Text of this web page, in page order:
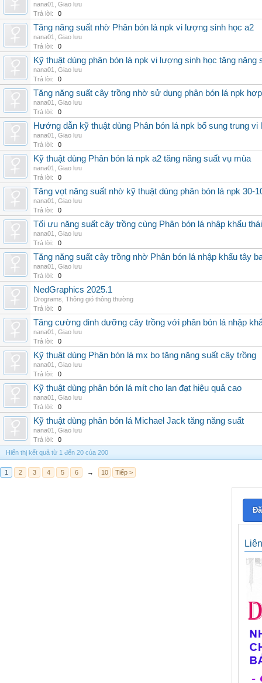
nana01
Giao lưu
Trả lời:
0
Tăng năng suất nhờ Phân bón lá npk vi lượng sinh học a2
nana01
Giao lưu
Trả lời:
0
Kỹ thuật dùng phân bón lá npk vi lượng sinh học tăng năng
nana01
Giao lưu
Trả lời:
0
Tăng năng suất cây trồng nhờ sử dụng phân bón lá npk
nana01
Giao lưu
Trả lời:
0
Hướng dẫn kỹ thuật dùng Phân bón lá npk bổ sung trung vi
nana01
Giao lưu
Trả lời:
0
Kỹ thuật dùng Phân bón lá npk a2 tăng năng suất vụ mùa
nana01
Giao lưu
Trả lời:
0
Tăng vọt năng suất nhờ kỹ thuật dùng phân bón lá npk 30-
nana01
Giao lưu
Trả lời:
0
Tối ưu năng suất cây trồng cùng Phân bón lá nhập khẩu
nana01
Giao lưu
Trả lời:
0
Tăng năng suất cây trồng nhờ Phân bón lá nhập khẩu tây
nana01
Giao lưu
Trả lời:
0
NedGraphics 2025.1
Drograms Thông gió thông thường
Trả lời:
0
Tăng cường dinh dưỡng cây trồng với phân bón lá nhập
nana01
Giao lưu
Trả lời:
0
Kỹ thuật dùng Phân bón lá mx bo tăng năng suất cây trồng
nana01
Giao lưu
Trả lời:
0
Kỹ thuật dùng phân bón lá mít cho lan đạt hiệu quả cao
nana01
Giao lưu
Trả lời:
0
Kỹ thuật dùng phân bón lá Michael Jack tăng năng suất
nana01
Giao lưu
Trả lời:
0
Hiển thị kết quả từ 1 đến 20 của 200
1 2 3 4 5 6 → 10 Tiếp >